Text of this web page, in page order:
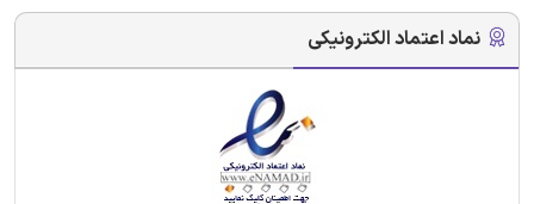
نماد اعتماد الکترونیکی